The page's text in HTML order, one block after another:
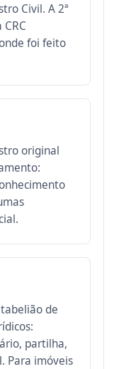
Civil. A 2ª
foi feito
original
de
partilha,
Para imóveis